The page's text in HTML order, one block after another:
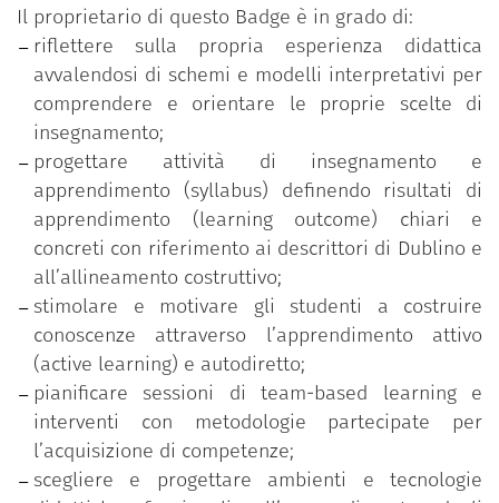
Il percorso si snoda in ambienti flipped e si sviluppa
in forma modulare attraverso seminari, lezioni e
workshop condotti in co-teaching da docenti
esperti.
Le tematiche affrontate riguardano:
Progettazione della didattica;
Costruzione di un syllabus student centered;
Metodologie e approcci di active learning;
Team based learning;
Micro-teaching e feedback tra pari;
Tecnologie e ambienti per la didattica;
Valutazione didattica;
Assessment of/for learning;
Prove oggettive e rubriche di valutazione.
Il proprietario di questo Badge è in grado di:
riflettere sulla propria esperienza didattica
avvalendosi di schemi e modelli interpretativi per
comprendere e orientare le proprie scelte di
insegnamento;
progettare attività di insegnamento e
apprendimento (syllabus) definendo risultati di
apprendimento (learning outcome) chiari e
concreti con riferimento ai descrittori di Dublino e
all’allineamento costruttivo;
stimolare e motivare gli studenti a costruire
conoscenze attraverso l’apprendimento attivo
(active learning) e autodiretto;
pianificare sessioni di team-based learning e
interventi con metodologie partecipate per
l’acquisizione di competenze;
scegliere e progettare ambienti e tecnologie